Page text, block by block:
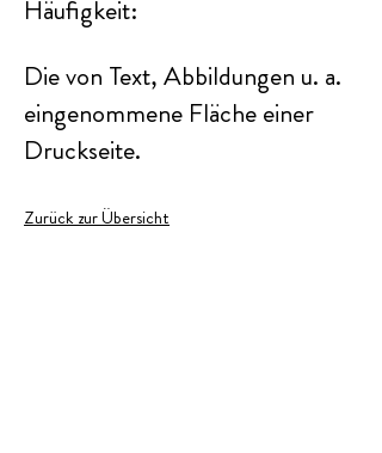
Häufigkeit:
Die von Text, Abbildungen u. a.
eingenommene Fläche einer
Druckseite.
Zurück zur Übersicht